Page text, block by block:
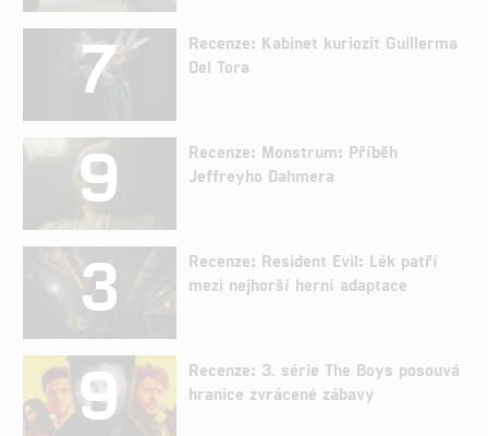
7
Recenze: Kabinet kuriozit Guillerma
Del Tora
9
Recenze: Monstrum: Příběh
Jeffreyho Dahmera
3
Recenze: Resident Evil: Lék patří
mezi nejhorší herní adaptace
9
Recenze: 3. série The Boys posouvá
hranice zvrácené zábavy